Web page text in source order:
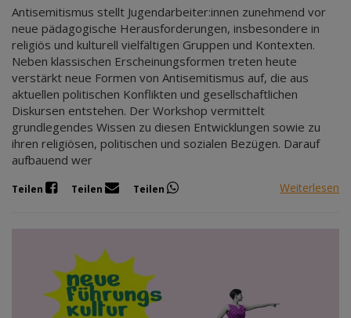
Antisemitismus stellt Jugendarbeiter:innen zunehmend vor
neue pädagogische Herausforderungen, insbesondere in
religiös und kulturell vielfältigen Gruppen und Kontexten.
Neben klassischen Erscheinungsformen treten heute
verstärkt neue Formen von Antisemitismus auf, die aus
aktuellen politischen Konflikten und gesellschaftlichen
Diskursen entstehen. Der Workshop vermittelt
grundlegendes Wissen zu diesen Entwicklungen sowie zu
ihren religiösen, politischen und sozialen Bezügen. Darauf
aufbauend wer
Teilen Teilen Teilen Weiterlesen